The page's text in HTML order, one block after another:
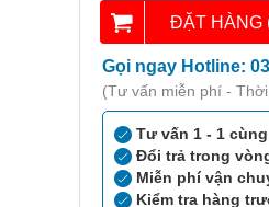
ĐẶT HÀNG
Gọi ngay Hotline:
(Tư vấn miễn phí -
Tư vấn 1 - 1
Đổi trả trong
Miễn phí vận
Kiểm tra hàng